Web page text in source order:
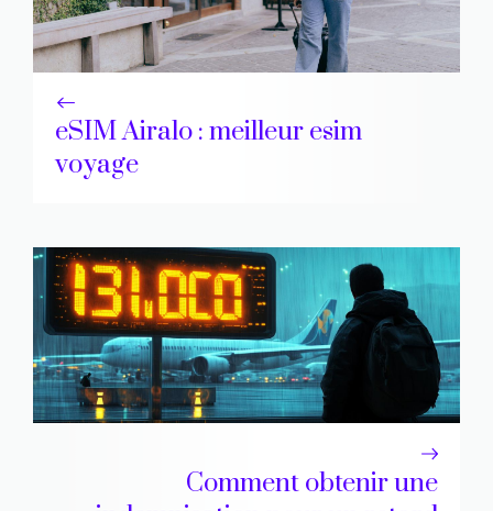
eSIM Airalo : meilleur esim
voyage
Comment obtenir une